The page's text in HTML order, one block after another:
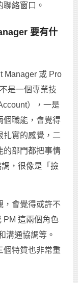
絡窗口。
要有什
Manager 或 Pro
是一個專業技
），一是
個職能，會覺得
扎實的感覺，二
的部門都把事情
，很像是「撿
，會覺得或許不
PM 這兩個角色
溝通協調等。
個特質也非常重